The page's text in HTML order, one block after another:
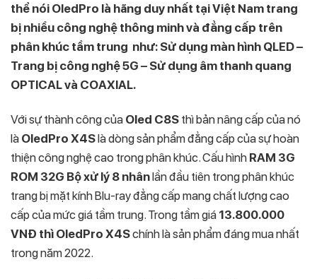
thể nói OledPro là hãng duy nhất tại Việt Nam trang
bị nhiều công nghệ thông minh và đẳng cấp trên
phân khúc tầm trung như: Sử dụng màn hình QLED –
Trang bị công nghệ 5G – Sử dụng âm thanh quang
OPTICAL và COAXIAL.
Với sự thành công của Oled C8S thì bản nâng cấp của nó
là OledPro X4Slà dòng sản phẩm đẳng cấp của sự hoàn
thiện công nghệ cao trong phân khúc. Cấu hình RAM 3G
ROM 32G Bộ xử lý 8 nhânlần đầu tiên trong phân khúc
trang bị mặt kính Blu-ray đẳng cấp mang chất lượng cao
cấp của mức giá tầm trung. Trong tầm giá 13.800.000
VNĐ thì OledPro X4Schính là sản phẩm đáng mua nhất
trong năm 2022.